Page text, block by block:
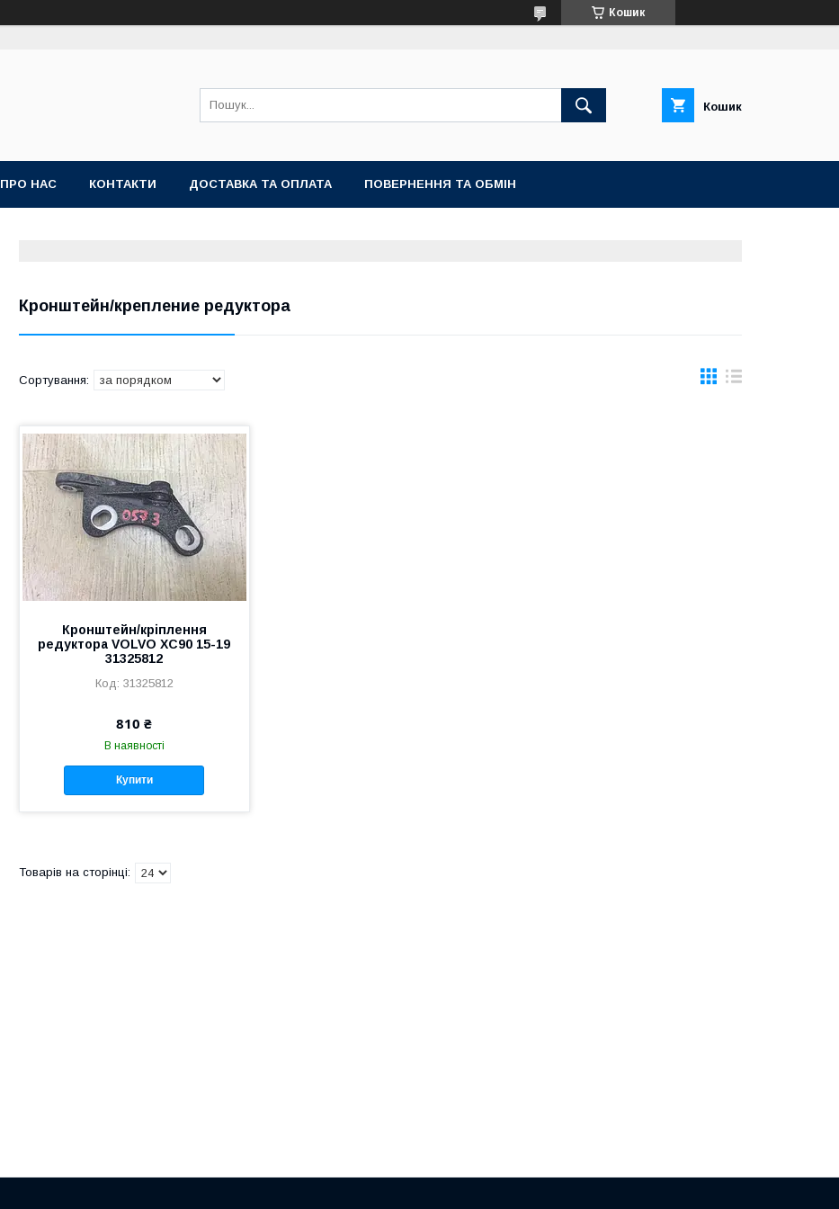
Кошик
Кошик
ПРО НАС КОНТАКТИ ДОСТАВКА ТА ОПЛАТА ПОВЕРНЕННЯ ТА ОБМІН
Кронштейн/крепление редуктора
Кронштейн/кріплення
редуктора VOLVO XC90 15-19
31325812
31325812
810 ₴
В наявності
Купити